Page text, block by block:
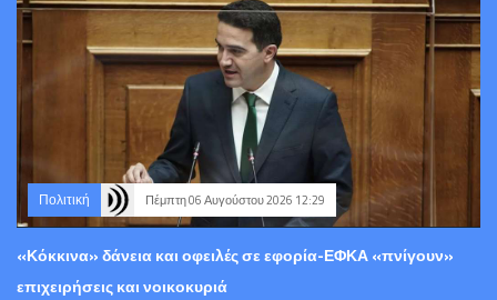
Πολιτική Πέμπτη 06 Αυγούστου 2026 12:29
«Κόκκινα» δάνεια και οφειλές σε εφορία-ΕΦΚΑ «πνίγουν»
επιχειρήσεις και νοικοκυριά